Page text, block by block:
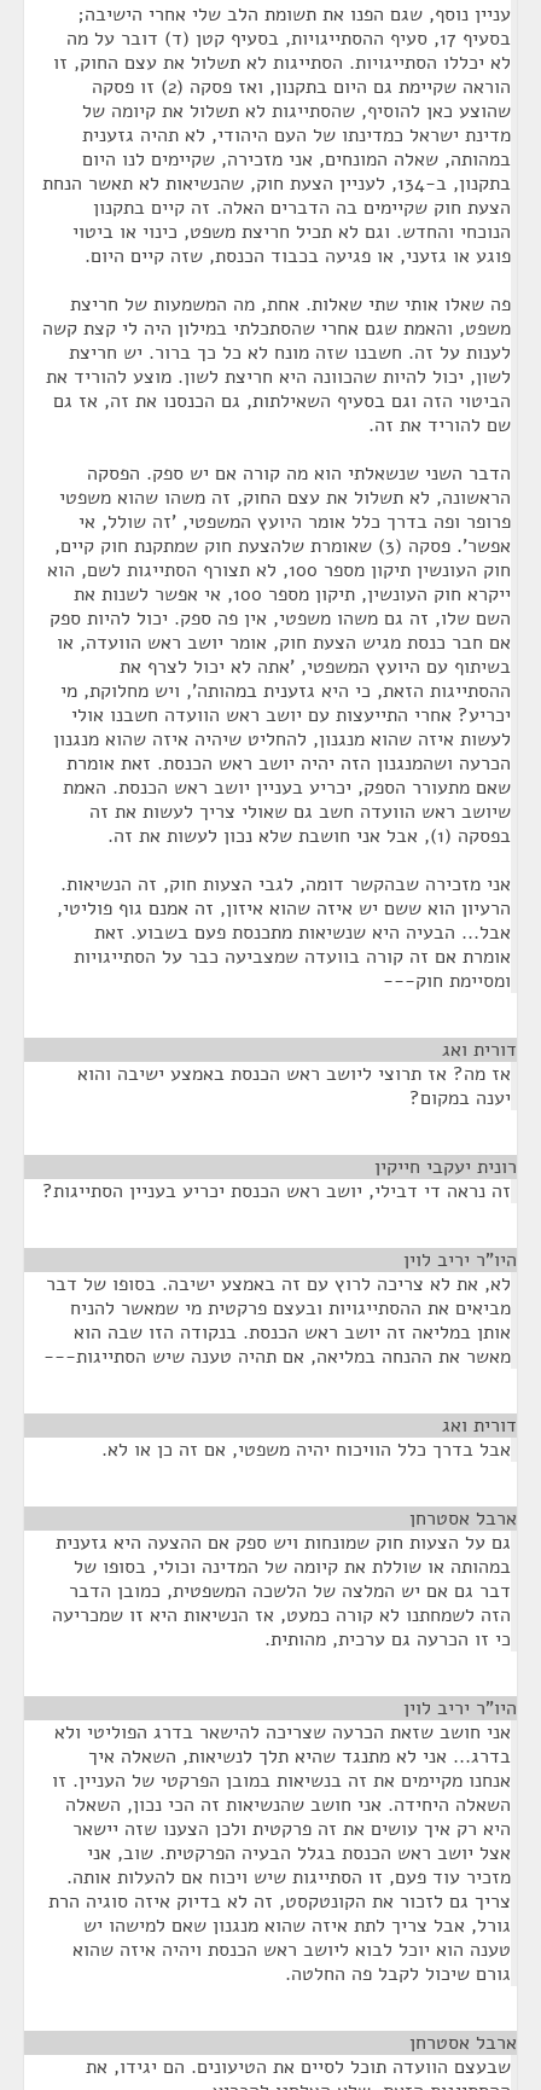
עניין נוסף, שגם הפנו את תשומת הלב שלי אחרי הישיבה;
בסעיף 17, סעיף ההסתייגויות, בסעיף קטן (ד) דובר על מה
לא יכללו הסתייגויות. הסתייגות לא תשלול את עצם החוק, זו
הוראה שקיימת גם היום בתקנון, ואז פסקה (2) זו פסקה
שהוצע כאן להוסיף, שהסתייגות לא תשלול את קיומה של
מדינת ישראל כמדינתו של העם היהודי, לא תהיה גזענית
במהותה, שאלה המונחים, אני מזכירה, שקיימים לנו היום
בתקנון, ב-134, לעניין הצעת חוק, שהנשיאות לא תאשר הנחת
הצעת חוק שקיימים בה הדברים האלה. זה קיים בתקנון
הנוכחי והחדש. וגם לא תכיל חריצת משפט, כינוי או ביטוי
פוגע או גזעני, או פגיעה בכבוד הכנסת, שזה קיים היום.
פה שאלו אותי שתי שאלות. אחת, מה המשמעות של חריצת
משפט, והאמת שגם אחרי שהסתכלתי במילון היה לי קצת קשה
לענות על זה. חשבנו שזה מונח לא כל כך ברור. יש חריצת
לשון, יכול להיות שהכוונה היא חריצת לשון. מוצע להוריד את
הביטוי הזה וגם בסעיף השאילתות, גם הכנסנו את זה, אז גם
שם להוריד את זה.
הדבר השני שנשאלתי הוא מה קורה אם יש ספק. הפסקה
הראשונה, לא תשלול את עצם החוק, זה משהו שהוא משפטי
פרופר ופה בדרך כלל אומר היועץ המשפטי, 'זה שולל, אי
אפשר'. פסקה (3) שאומרת שלהצעת חוק שמתקנת חוק קיים,
חוק העונשין תיקון מספר 100, לא תצורף הסתייגות לשם, הוא
ייקרא חוק העונשין, תיקון מספר 100, אי אפשר לשנות את
השם שלו, זה גם משהו משפטי, אין פה ספק. יכול להיות ספק
אם חבר כנסת מגיש הצעת חוק, אומר יושב ראש הוועדה, או
בשיתוף עם היועץ המשפטי, 'אתה לא יכול לצרף את
ההסתייגות הזאת, כי היא גזענית במהותה', ויש מחלוקת, מי
יכריע? אחרי התייעצות עם יושב ראש הוועדה חשבנו אולי
לעשות איזה שהוא מנגנון, להחליט שיהיה איזה שהוא מנגנון
הכרעה ושהמנגנון הזה יהיה יושב ראש הכנסת. זאת אומרת
שאם מתעורר הספק, יכריע בעניין יושב ראש הכנסת. האמת
שיושב ראש הוועדה חשב גם שאולי צריך לעשות את זה
בפסקה (1), אבל אני חושבת שלא נכון לעשות את זה.
אני מזכירה שבהקשר דומה, לגבי הצעות חוק, זה הנשיאות.
הרעיון הוא ששם יש איזה שהוא איזון, זה אמנם גוף פוליטי,
אבל... הבעיה היא שנשיאות מתכנסת פעם בשבוע. זאת
אומרת אם זה קורה בוועדה שמצביעה כבר על הסתייגויות
ומסיימת חוק---
דורית ואג
אז מה? אז תרוצי ליושב ראש הכנסת באמצע ישיבה והוא
יענה במקום?
רונית יעקבי חייקין
זה נראה די דבילי, יושב ראש הכנסת יכריע בעניין הסתייגות?
היו"ר יריב לוין
לא, את לא צריכה לרוץ עם זה באמצע ישיבה. בסופו של דבר
מביאים את ההסתייגויות ובעצם פרקטית מי שמאשר להניח
אותן במליאה זה יושב ראש הכנסת. בנקודה הזו שבה הוא
מאשר את ההנחה במליאה, אם תהיה טענה שיש הסתייגות---
דורית ואג
אבל בדרך כלל הוויכוח יהיה משפטי, אם זה כן או לא.
ארבל אסטרחן
גם על הצעות חוק שמונחות ויש ספק אם ההצעה היא גזענית
במהותה או שוללת את קיומה של המדינה וכולי, בסופו של
דבר גם אם יש המלצה של הלשכה המשפטית, כמובן הדבר
הזה לשמחתנו לא קורה כמעט, אז הנשיאות היא זו שמכריעה
כי זו הכרעה גם ערכית, מהותית.
היו"ר יריב לוין
אני חושב שזאת הכרעה שצריכה להישאר בדרג הפוליטי ולא
בדרג... אני לא מתנגד שהיא תלך לנשיאות, השאלה איך
אנחנו מקיימים את זה בנשיאות במובן הפרקטי של העניין. זו
השאלה היחידה. אני חושב שהנשיאות זה הכי נכון, השאלה
היא רק איך עושים את זה פרקטית ולכן הצענו שזה יישאר
אצל יושב ראש הכנסת בגלל הבעיה הפרקטית. שוב, אני
מזכיר עוד פעם, זו הסתייגות שיש ויכוח אם להעלות אותה.
צריך גם לזכור את הקונטקסט, זה לא בדיוק איזה סוגיה הרת
גורל, אבל צריך לתת איזה שהוא מנגנון שאם למישהו יש
טענה הוא יוכל לבוא ליושב ראש הכנסת ויהיה איזה שהוא
גורם שיכול לקבל פה החלטה.
ארבל אסטרחן
שבעצם הוועדה תוכל לסיים את הטיעונים. הם יגידו, את